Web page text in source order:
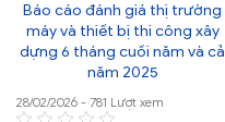
Báo cáo đánh giá thị trường
máy và thiết bị thi công xây
dựng 6 tháng cuối năm và cả
năm 2025
28/02/2026 - 781 Lượt xem